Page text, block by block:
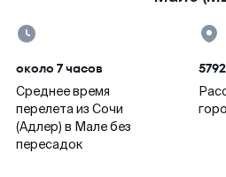
около 7 часов
Среднее время
перелета из Сочи
(Адлер) в Мале без
пересадок